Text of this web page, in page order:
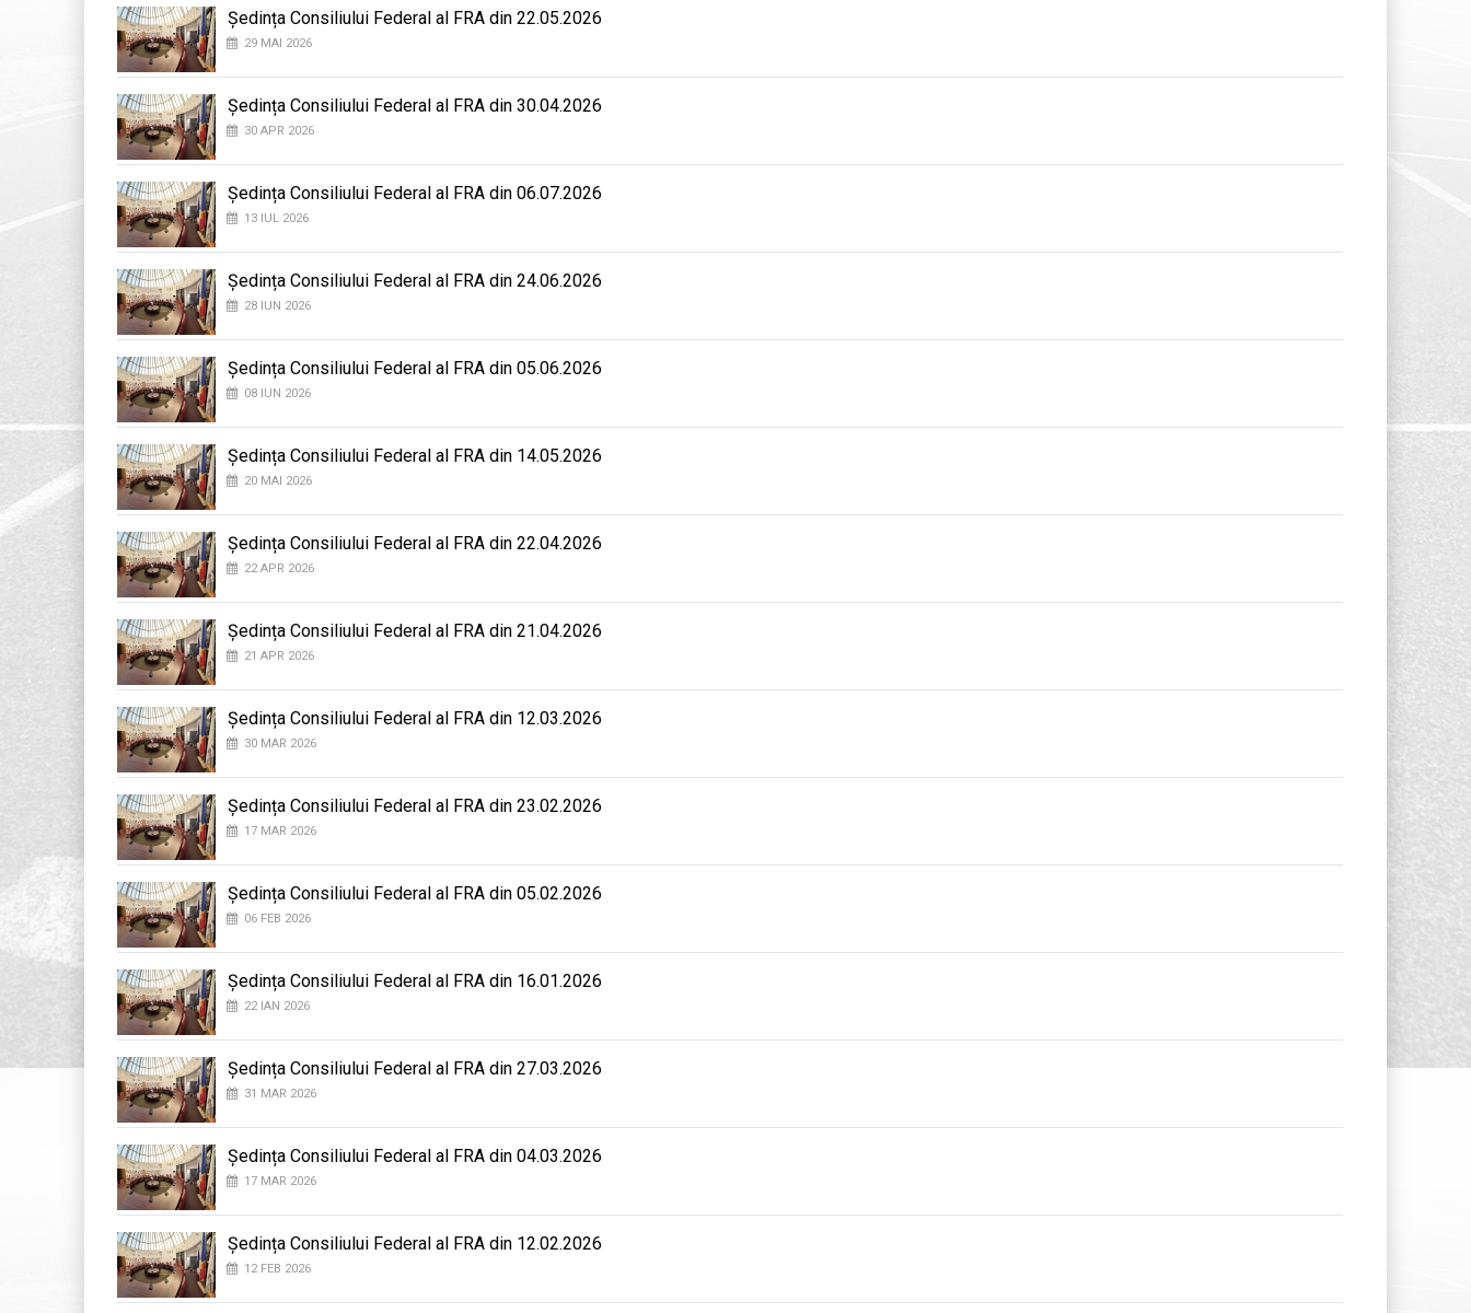
Ședința Consiliului Federal al FRA din 22.05.2026
29 MAI 2026
Ședința Consiliului Federal al FRA din 30.04.2026
30 APR 2026
Ședința Consiliului Federal al FRA din 06.07.2026
13 IUL 2026
Ședința Consiliului Federal al FRA din 24.06.2026
28 IUN 2026
Ședința Consiliului Federal al FRA din 05.06.2026
08 IUN 2026
Ședința Consiliului Federal al FRA din 14.05.2026
20 MAI 2026
Ședința Consiliului Federal al FRA din 22.04.2026
22 APR 2026
Ședința Consiliului Federal al FRA din 21.04.2026
21 APR 2026
Ședința Consiliului Federal al FRA din 12.03.2026
30 MAR 2026
Ședința Consiliului Federal al FRA din 23.02.2026
17 MAR 2026
Ședința Consiliului Federal al FRA din 05.02.2026
06 FEB 2026
Ședința Consiliului Federal al FRA din 16.01.2026
22 IAN 2026
Ședința Consiliului Federal al FRA din 27.03.2026
31 MAR 2026
Ședința Consiliului Federal al FRA din 04.03.2026
17 MAR 2026
Ședința Consiliului Federal al FRA din 12.02.2026
12 FEB 2026